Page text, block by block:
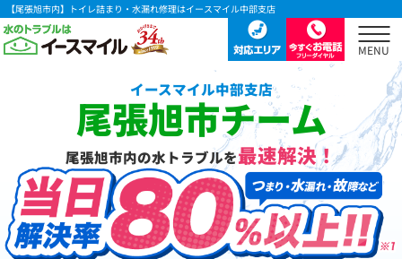
【尾張旭市内】トイレ詰まり・水漏れ修理はイースマイル中部支店
イースマイル中部支店
尾張旭市チーム
尾張旭市内の水トラブルを最速解決！